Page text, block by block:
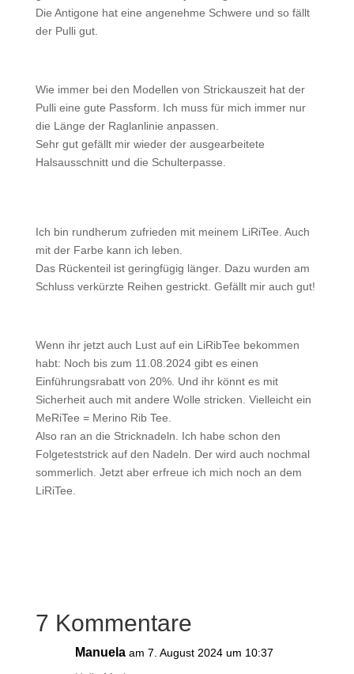
Die Antigone hat eine angenehme Schwere und so fällt
der Pulli gut.
Wie immer bei den Modellen von Strickauszeit hat der
Pulli eine gute Passform. Ich muss für mich immer nur
die Länge der Raglanlinie anpassen.
Sehr gut gefällt mir wieder der ausgearbeitete
Halsausschnitt und die Schulterpasse.
Ich bin rundherum zufrieden mit meinem LiRiTee. Auch
mit der Farbe kann ich leben.
Das Rückenteil ist geringfügig länger. Dazu wurden am
Schluss verkürzte Reihen gestrickt. Gefällt mir auch gut!
Wenn ihr jetzt auch Lust auf ein LiRibTee bekommen
habt: Noch bis zum 11.08.2024 gibt es einen
Einführungsrabatt von 20%. Und ihr könnt es mit
Sicherheit auch mit andere Wolle stricken. Vielleicht ein
MeRiTee = Merino Rib Tee.
Also ran an die Stricknadeln. Ich habe schon den
Folgeteststrick auf den Nadeln. Der wird auch nochmal
sommerlich. Jetzt aber erfreue ich mich noch an dem
LiRiTee.
7 Kommentare
Manuela am 7. August 2024 um 10:37